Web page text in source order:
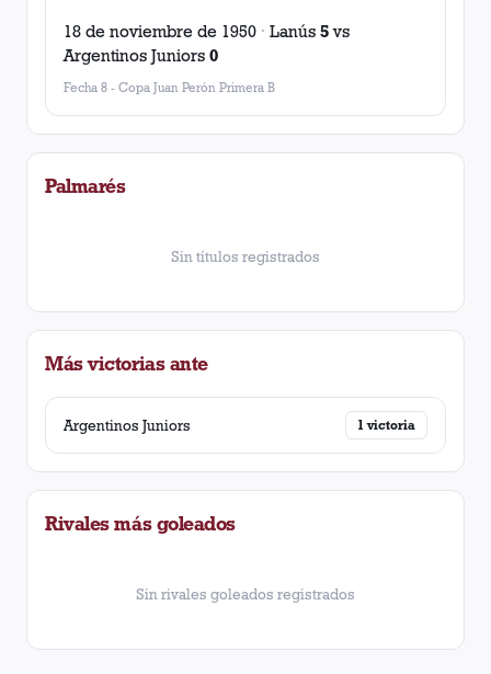
18 de noviembre de 1950 · Lanús 5vs
Argentinos Juniors 0
Fecha 8 - Copa Juan Perón Primera B
Palmarés
Sin títulos registrados
Más victorias ante
Argentinos Juniors 1 victoria
Rivales más goleados
Sin rivales goleados registrados